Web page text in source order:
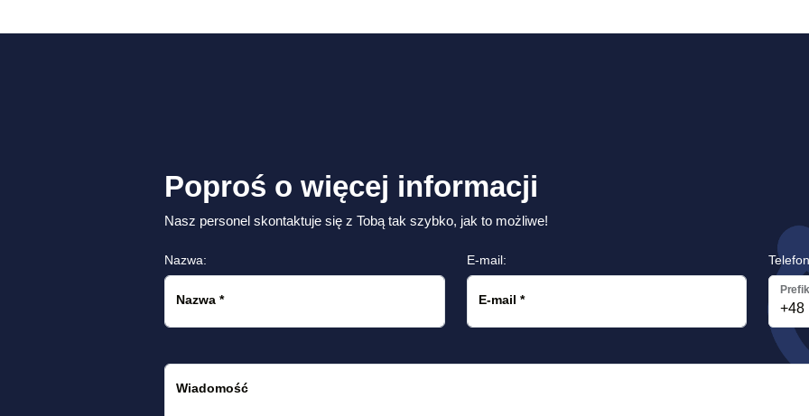
Poproś o więcej informacji
Nasz personel skontaktuje się z Tobą tak szybko, jak to możliwe!
Nazwa:
Nazwa *
E-mail:
E-mail *
Wiadomość